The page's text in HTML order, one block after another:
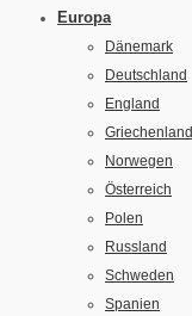
Europa
Dänemark
Deutschland
England
Griechenland
Norwegen
Österreich
Polen
Russland
Schweden
Spanien